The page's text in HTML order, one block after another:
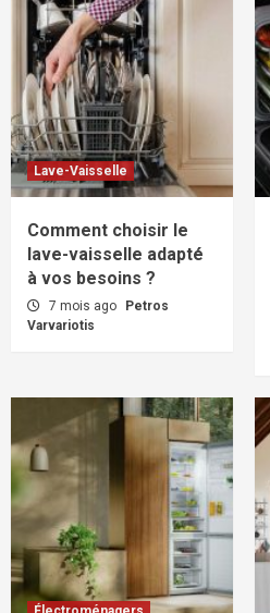
Lave-Vaisselle
Comment choisir le
lave-vaisselle adapté
à vos besoins ?
7 mois ago
Petros
Varvariotis